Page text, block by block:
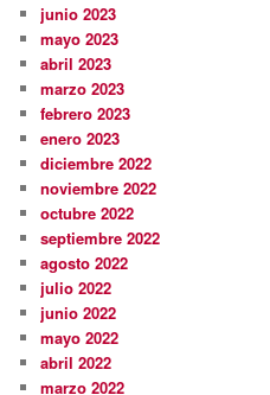
junio 2023
mayo 2023
abril 2023
marzo 2023
febrero 2023
enero 2023
diciembre 2022
noviembre 2022
octubre 2022
septiembre 2022
agosto 2022
julio 2022
junio 2022
mayo 2022
abril 2022
marzo 2022